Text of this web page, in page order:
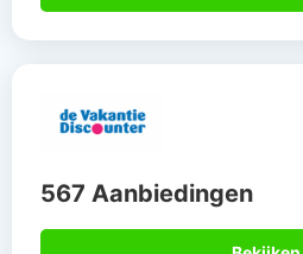
567 Aanbiedingen